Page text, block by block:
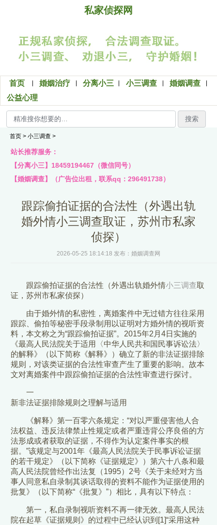
私家侦探网
首页 婚姻治疗 分离小三 小三调查
婚姻调查
公益心理
搜索
首页 > 小三调查 >
站长推荐服务：
【分离小三】18459194467（微信同号）
【婚姻调查】（广告位出租，联系qq：296491738）
跟踪偷拍证据的合法性（外遇出轨
婚外情小三调查取证，苏州市私家
侦探）
2026-05-25 18:14:18 发布：婚姻调查网
跟踪偷拍证据的合法性（外遇出轨婚外情小三调查取
证，苏州市私家侦探）
由于婚外情的私密性，离婚案件中无过错方往往采用
跟踪、偷拍等秘密手段录制用以证明对方婚外情的视听资
料，本文称之为“跟踪偷拍证据”。2015年2月4日实施的
《最高人民法院关于适用〈中华人民共和国民事诉讼法〉
的解释》（以下简称《解释》）确立了新的非法证据排除
规则，对该类证据的合法性审查产生了重要的影响。故本
文对离婚案件中跟踪偷拍证据的合法性审查进行探讨。
一
新非法证据排除规则之理解与适用
《解释》第一百零六条规定：“对以严重侵害他人合
法权益、违反法律禁止性规定或者严重违背公序良俗的方
法形成或者获取的证据，不得作为认定案件事实的根
据。”该规定与2001年《最高人民法院关于民事诉讼证据
的若干规定》（以下简称《证据规定》）第六十八条和最
高人民法院曾经作出法复（1995）2号《关于未经对方当
事人同意私自录制其谈话取得的资料不能作为证据使用的
批复》（以下简称“《批复》”）相比，具有以下特点：
第一，私自录制视听资料不再一律无效。最高人民法
院在起草《证据规则》的过程中已经认识到[1]“采用这种